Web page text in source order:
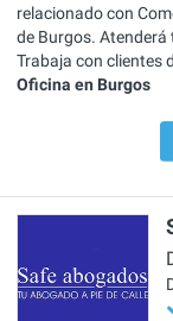
relacionado con
de Burgos. Atenderá
Trabaja con clientes
Oficina en Burgos